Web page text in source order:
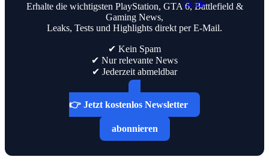
Erhalte die wichtigsten PlayStation, GTA 6, Battlefield &
Gaming News,
Leaks, Tests und Highlights direkt per E-Mail.
✔ Kein Spam
✔ Nur relevante News
✔ Jederzeit abmeldbar
👉 Jetzt kostenlos Newsletter
abonnieren